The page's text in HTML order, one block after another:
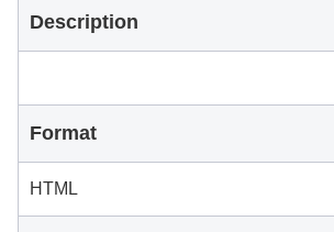
Description
Format
HTML